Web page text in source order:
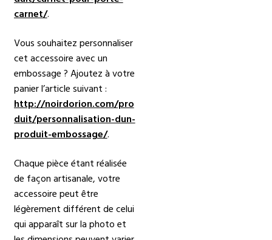
carnet/.
Vous souhaitez personnaliser
cet accessoire avec un
embossage ? Ajoutez à votre
panier l’article suivant :
http://noirdorion.com/pro
duit/personnalisation-dun-
produit-embossage/.
Chaque pièce étant réalisée
de façon artisanale, votre
accessoire peut être
légèrement différent de celui
qui apparaît sur la photo et